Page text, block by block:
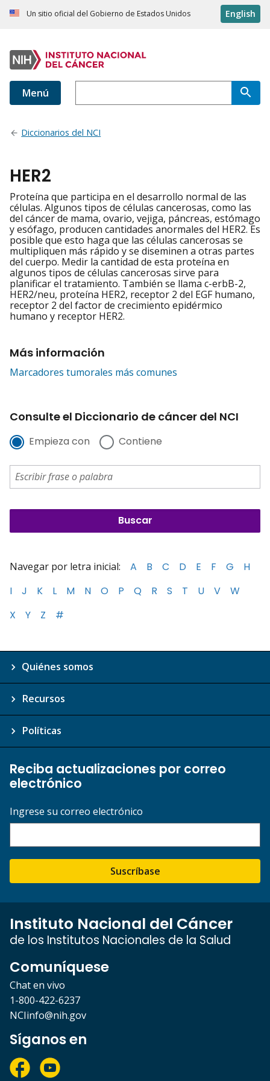
Un sitio oficial del Gobierno de Estados Unidos English
Menú
Diccionarios del NCI
HER2
Proteína que participa en el desarrollo normal de las
células. Algunos tipos de células cancerosas, como las
del cáncer de mama, ovario, vejiga, páncreas, estómago
y esófago, producen cantidades anormales del HER2. Es
posible que esto haga que las células cancerosas se
multipliquen más rápido y se diseminen a otras partes
del cuerpo. Medir la cantidad de esta proteína en
algunos tipos de células cancerosas sirve para
planificar el tratamiento. También se llama c-erbB-2,
HER2/neu, proteína HER2, receptor 2 del EGF humano,
receptor 2 del factor de crecimiento epidérmico
humano y receptor HER2.
Más información
Marcadores tumorales más comunes
Consulte el Diccionario de cáncer del NCI
Empieza con Contiene
Navegar por letra inicial: A B C D E F G
H
I
J K L M N O P Q R S T U V
W
X
Y Z #
Quiénes somos
Recursos
Políticas
Reciba actualizaciones por correo
electrónico
Ingrese su correo electrónico
Suscríbase
Instituto Nacional del Cáncer
de los Institutos Nacionales de la Salud
Comuníquese
Chat en vivo
1-800-422-6237
NCIinfo@nih.gov
Síganos en